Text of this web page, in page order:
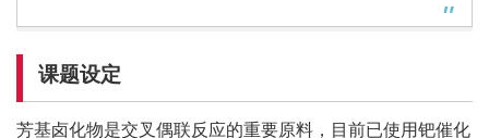
课题设定
芳基卤化物是交叉偶联反应的重要原料，目前已使用钯催化